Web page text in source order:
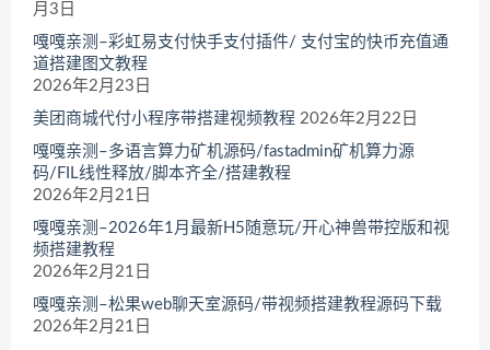
月3日
嘎嘎亲测–彩虹易支付快手支付插件/ 支付宝的快币充值通
道搭建图文教程
2026年2月23日
美团商城代付小程序带搭建视频教程 2026年2月22日
嘎嘎亲测–多语言算力矿机源码/fastadmin矿机算力源
码/FIL线性释放/脚本齐全/搭建教程
2026年2月21日
嘎嘎亲测–2026年1月最新H5随意玩/开心神兽带控版和视
频搭建教程
2026年2月21日
嘎嘎亲测–松果web聊天室源码/带视频搭建教程源码下载
2026年2月21日